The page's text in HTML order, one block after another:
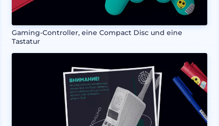
Gaming-Controller, eine Compact Disc und eine
Tastatur